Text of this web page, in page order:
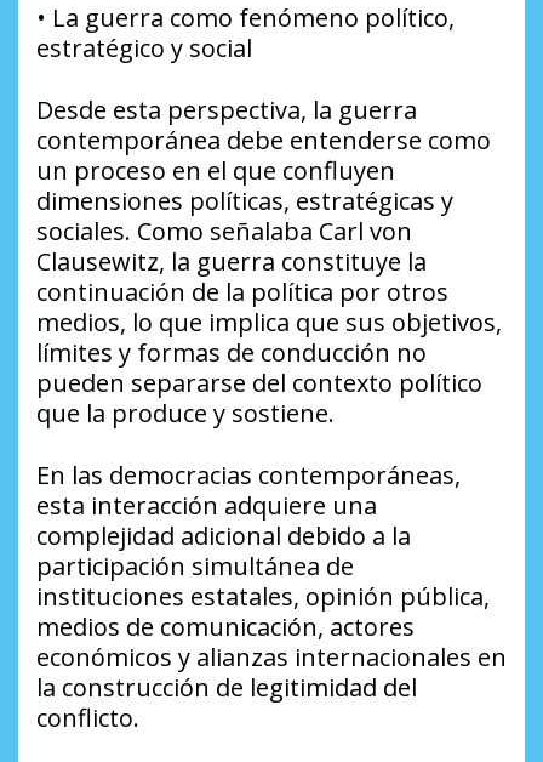
• La guerra como fenómeno político,
estratégico y social
Desde esta perspectiva, la guerra
contemporánea debe entenderse como
un proceso en el que confluyen
dimensiones políticas, estratégicas y
sociales. Como señalaba Carl von
Clausewitz, la guerra constituye la
continuación de la política por otros
medios, lo que implica que sus objetivos,
límites y formas de conducción no
pueden separarse del contexto político
que la produce y sostiene.
En las democracias contemporáneas,
esta interacción adquiere una
complejidad adicional debido a la
participación simultánea de
instituciones estatales, opinión pública,
medios de comunicación, actores
económicos y alianzas internacionales en
la construcción de legitimidad del
conflicto.